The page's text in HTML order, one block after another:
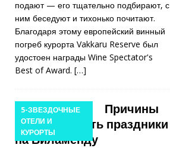
ОТЕЛИ И
КУРОРТЫ
[ Ноябрь 21,
Предложение
Черной
подают — его тщательно подбирают, с
ним беседуют и тихонько почитают.
Благодаря этому европейский винный
погреб курорта Vakkaru Reserve был
удостоен награды Wine Spectator's
Best of Award. […]
5-ЗВЕЗДОЧНЫЕ
ОТЕЛИ И
КУРОРТЫ
Причины
отпраздновать праздники
на Виламенду